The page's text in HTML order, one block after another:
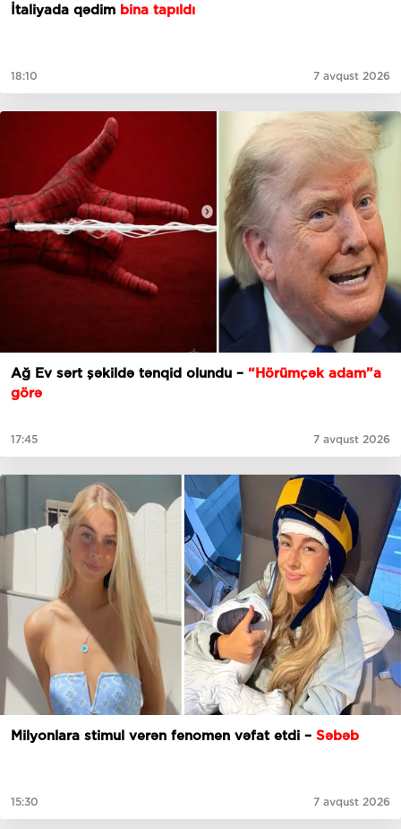
İtaliyada qədim bina tapıldı
18:10 7 avqust 2026
Ağ Ev sərt şəkildə tənqid olundu – “Hörümçək adam”a
görə
17:45 7 avqust 2026
Milyonlara stimul verən fenomen vəfat etdi – Səbəb
15:30 7 avqust 2026